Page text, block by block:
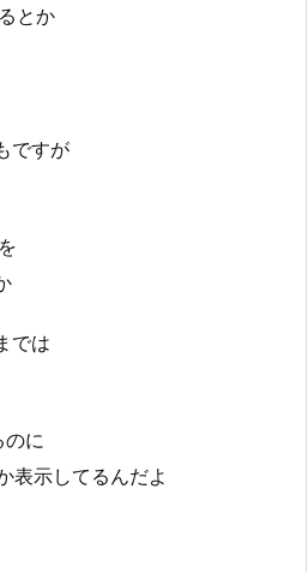
とか
ですが
では
のに
表示してるんだよ